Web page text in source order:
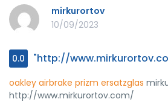
mirkurortov
10/09/2023
0.0 "http://
oakley airbrake prizm ersatzglas
http://www.mirkurortov.com/